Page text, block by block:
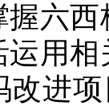
六
用
改进